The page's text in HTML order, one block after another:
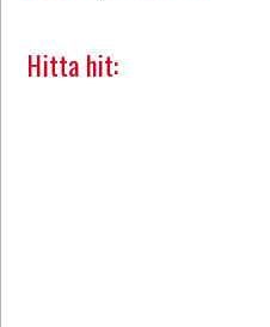
Hitta hit: